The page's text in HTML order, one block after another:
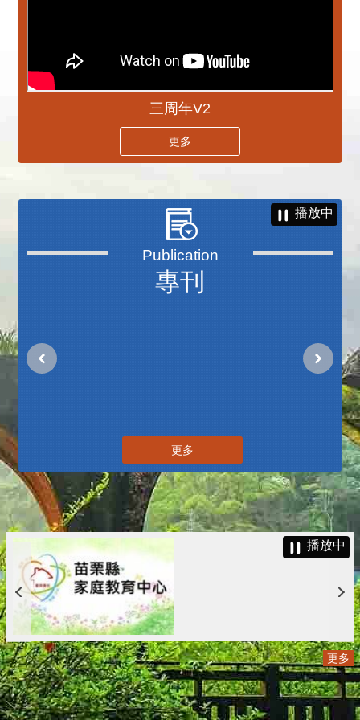
三周年V2
更多
專刊
播放中
更多
播放中
更多